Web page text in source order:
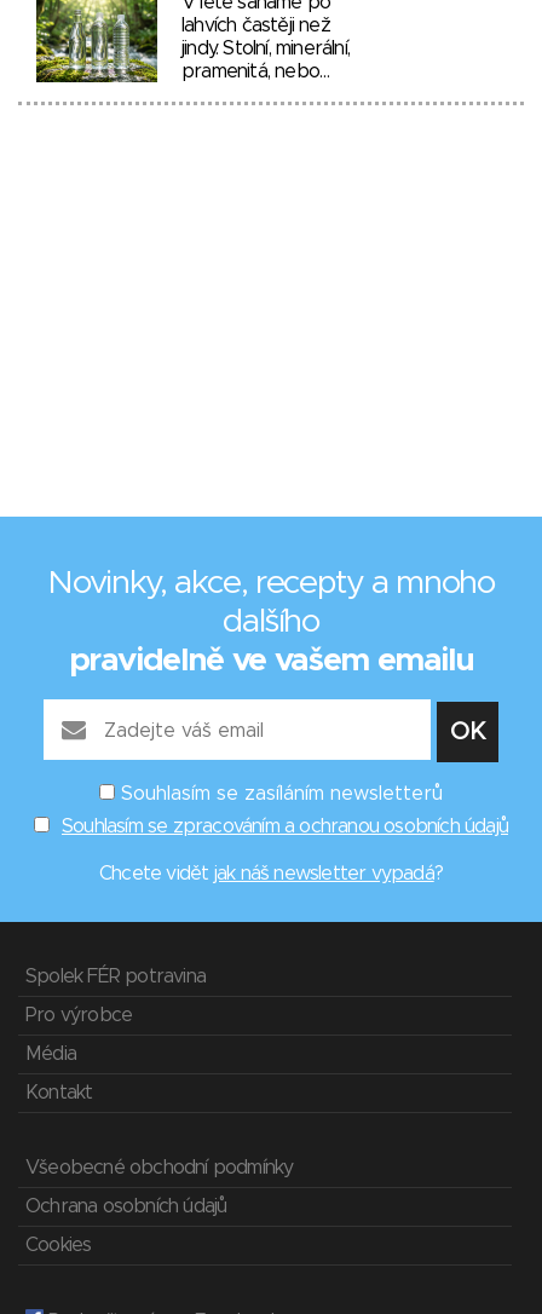
lahvích častěji než
jindy. Stolní, minerální,
pramenitá, nebo…
Novinky, akce, recepty a mnoho
dalšího
pravidelně ve vašem emailu
Souhlasím se zasíláním newsletterů
Souhlasím se zpracováním a ochranou osobních údajů
Chcete vidět jak náš newsletter vypadá?
Spolek FÉR potravina
Pro výrobce
Média
Kontakt
Všeobecné obchodní podmínky
Ochrana osobních údajů
Cookies